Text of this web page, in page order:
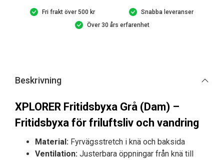
Fri frakt över 500 kr
Snabba leveranser
Över 30 års erfarenhet
Beskrivning
XPLORER Fritidsbyxa Grå (Dam) –
Fritidsbyxa för friluftsliv och vandring
Material: Fyrvägsstretch i knä och baksida
Ventilation: Justerbara öppningar från knä till